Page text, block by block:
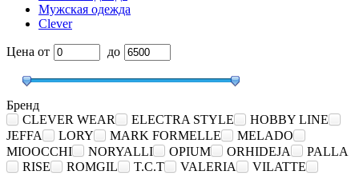
Мужская одежда
Clever
Цена от до
Бренд
CLEVER WEAR
ELECTRA STYLE
HOBBY LINE
JEFFA
LORY MARK FORMELLE
MELADO
MIOOCCHI
NORYALLI OPIUM ORHIDEJA
PALLA
RISE
ROMGIL T.C.T VALERIA
VILATTE